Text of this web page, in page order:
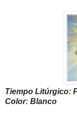
Tiempo Litúrgico:
Color: Blanco